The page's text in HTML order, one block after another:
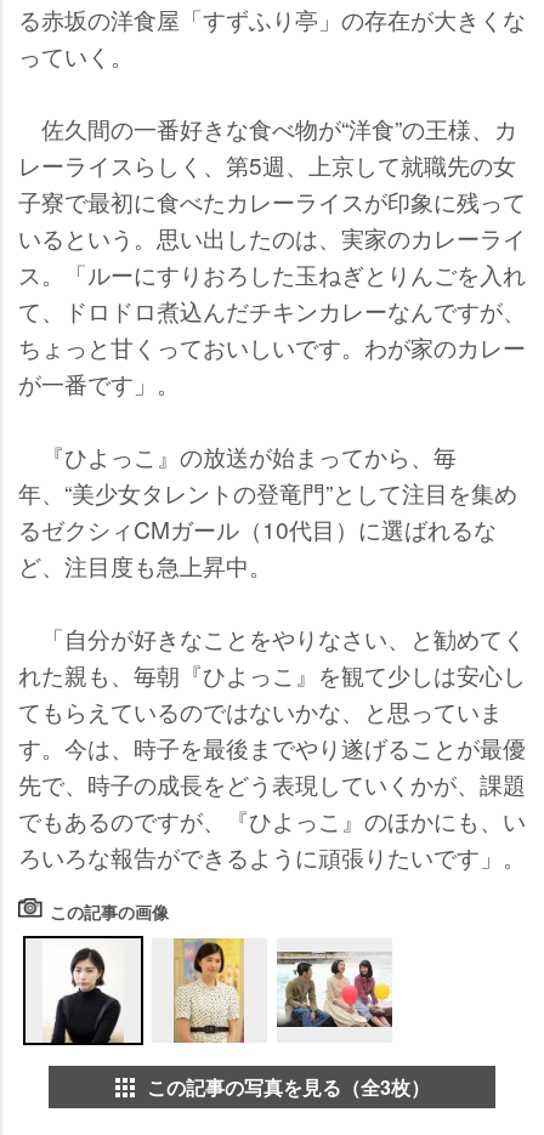
る赤坂の洋食屋「すずふり亭」の存在が大きくな
っていく。
佐久間の一番好きな食べ物が“洋食”の王様、カ
レーライスらしく、第5週、上京して就職先の女
子寮で最初に食べたカレーライスが印象に残って
いるという。思い出したのは、実家のカレーライ
ス。「ルーにすりおろした玉ねぎとりんごを入れ
て、ドロドロ煮込んだチキンカレーなんですが、
ちょっと甘くっておいしいです。わが家のカレー
が一番です」。
『ひよっこ』の放送が始まってから、毎
年、“美少女タレントの登竜門”として注目を集め
るゼクシィCMガール（10代目）に選ばれるな
ど、注目度も急上昇中。
「自分が好きなことをやりなさい、と勧めてく
れた親も、毎朝『ひよっこ』を観て少しは安心し
てもらえているのではないかな、と思っていま
す。今は、時子を最後までやり遂げることが最優
先で、時子の成長をどう表現していくかが、課題
でもあるのですが、『ひよっこ』のほかにも、い
ろいろな報告ができるように頑張りたいです」。
この記事の画像
この記事の写真を見る（全3枚）